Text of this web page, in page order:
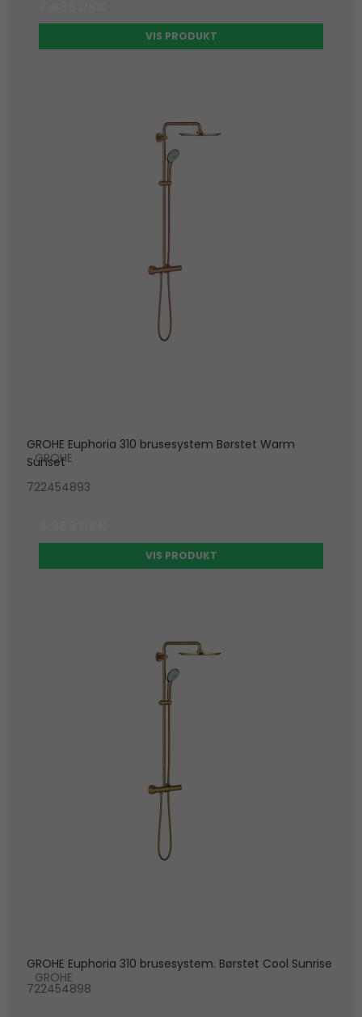
VIS PRODUKT
GROHE Euphoria 310 brusesystem Børstet Warm
Sunset
GROHE
722454893
VIS PRODUKT
GROHE Euphoria 310 brusesystem. Børstet Cool Sunrise
GROHE
722454898